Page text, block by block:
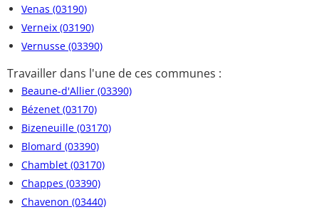
Venas (03190)
Verneix (03190)
Vernusse (03390)
Travailler dans l'une de ces communes :
Beaune-d'Allier (03390)
Bézenet (03170)
Bizeneuille (03170)
Blomard (03390)
Chamblet (03170)
Chappes (03390)
Chavenon (03440)